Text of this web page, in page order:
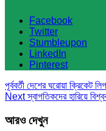
Facebook
Twitter
Stumbleupon
LinkedIn
Pinterest
পূর্ববর্তী দেশের ঘরোয়া ক্রিকেট
Nextস্বাগতিকদের হারিয়ে
আরও দেখুন